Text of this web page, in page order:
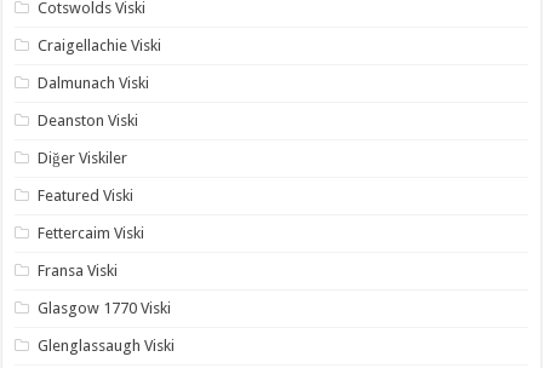
Cotswolds Viski
Craigellachie Viski
Dalmunach Viski
Deanston Viski
Diğer Viskiler
Featured Viski
Fettercaim Viski
Fransa Viski
Glasgow 1770 Viski
Glenglassaugh Viski